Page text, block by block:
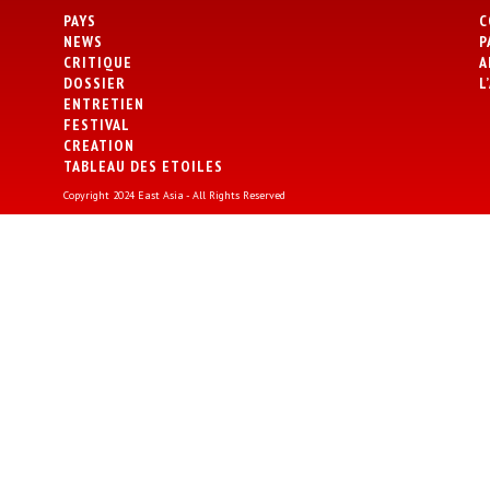
PAYS
NEWS
CRITIQUE
DOSSIER
ENTRETIEN
FESTIVAL
CREATION
TABLEAU DES ETOILES
Copyright 2024 East Asia - All Rights Reserved